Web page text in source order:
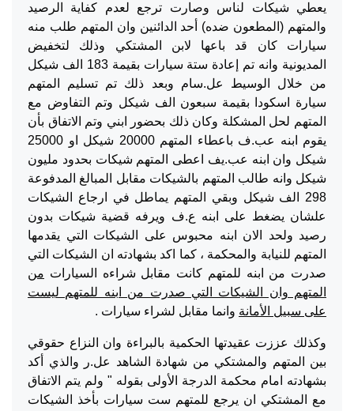
يعطي شيكات لناس وصارت ترجع لعدم كفاية الرصيد
والمتهم (المطعون ضده) أحد الدائنين وان المتهم طلب منه
سيارات كان قد باعها لابن المشتكي وذلك لتخفيض
المديونية وانه تم إعادة ستة سيارات بقيمة 183 الف شيكل
من خلال الوسيط عل.سام وبعد ذلك تم تسليم المتهم
سيارة اسكودا بقيمة سبعون الف شيكل وتم التفاوض مع
المتهم لحل المشكلة وكان ذلك بحضور ابني وتم الاتفاق بأن
يقوم ابنه عب.ف باعطاء المتهم 20000 شيكل او 25000
شيكل وان ابنه عب.يف اعطى المتهم شيكات بحدود مليون
شيكل وانه طالب المتهم بالشيكات مقابل المبالغ المدفوعة
298 الف شيكل وبقي المتهم يماطل في ارجاع الشيكات
علشان يضغط على ابنه ع.ف ويرفه قضية شيكات بدون
رصيد ولحد الان ابنه محبوس على الشيكات التي يقدمها
المتهم للنيابة والمحكمة ، كما اكد بشهادته ان الشيكات التي
صدرت من ابنه للمتهم كانت مقابل شراءه السيارات من
المتهم وان الشيكات التي صدرت من ابنه للمتهم ليست
على سبيل الأمانة وانما مقابل لشراء سيارات .
وكذلك عززت عقيدتها الحكمية بالبراءة وان النزاع حقوقي
بين المتهم والمشتكي من شهادة الشاهد عل.ر والذي أكد
بشهادته امام محكمة الدرجة الأولى بقوله " ولم يتم الاتفاق
مع المشتكي ان يرجع للمتهم ست سيارات بأخذ الشيكات